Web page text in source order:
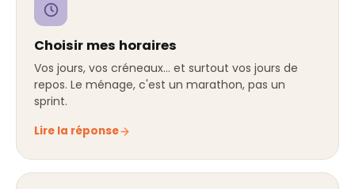
Choisir mes horaires
Vos jours, vos créneaux… et surtout vos jours de
repos. Le ménage, c'est un marathon, pas un
sprint.
Lire la réponse